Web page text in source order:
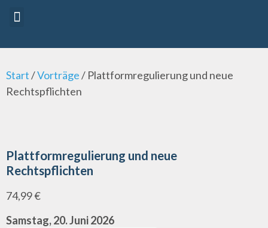
Start/Vorträge/ Plattformregulierung und neue
Rechtspflichten
Plattformregulierung und neue
Rechtspflichten
74,99€
Samstag, 20. Juni 2026